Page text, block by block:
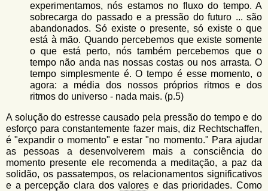
experimentamos, nós estamos no fluxo do tempo. A
sobrecarga do passado e a pressão do futuro ... são
abandonados. Só existe o presente, só existe o que
está à mão. Quando percebemos que existe somente
o que está perto, nós também percebemos que o
tempo não anda nas nossas costas ou nos arrasta. O
tempo simplesmente é. O tempo é esse momento, o
agora: a média dos nossos próprios ritmos e dos
ritmos do universo - nada mais. (p.5)
A solução do estresse causado pela pressão do tempo e do
esforço para constantemente fazer mais, diz Rechtschaffen,
é "expandir o momento" e estar "no momento." Para ajudar
as pessoas a desenvolverem mais a consciência do
momento presente ele recomenda a meditação, a paz da
solidão, os passatempos, os relacionamentos significativos
e a percepção clara dosvalores e das prioridades. Como